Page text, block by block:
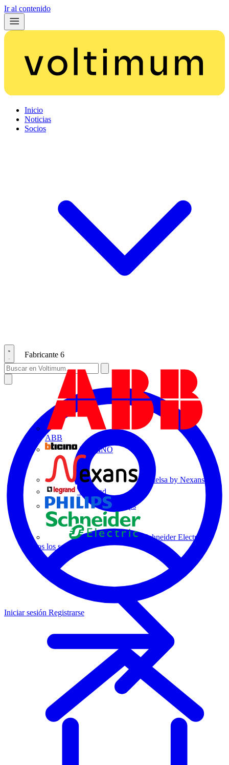
Ir al contenido
Inicio
Noticias
Socios
Fabricante 6
ABB
BTICINO
Centelsa by Nexans
Legrand
Philips
Schneider Electric
Todos los socios
Iniciar sesión Registrarse